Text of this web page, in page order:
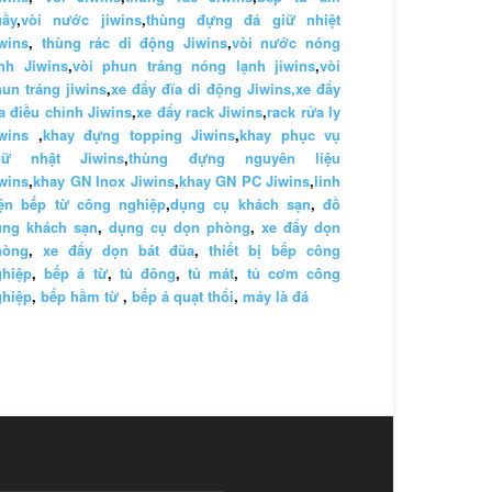
,vòi nước jiwins,thùng đựng đá giữ nhiệt
, thùng rác di động Jiwins,vòi nước nóng
Jiwins,vòi phun tráng nóng lạnh jiwins,vòi
tráng jiwins,xe đẩy đĩa di động Jiwins,xe đẩy
điều chỉnh Jiwins,xe đẩy rack Jiwins,rack rửa ly
,khay đựng topping Jiwins,khay phục vụ
nhật Jiwins,thùng đựng nguyên liệu
,khay GN Inox Jiwins,khay GN PC Jiwins,linh
bếp từ công nghiệp,dụng cụ khách sạn, đồ
khách sạn, dụng cụ dọn phòng, xe đẩy dọn
, xe đẩy dọn bát đũa, thiết bị bếp công
,bếp á từ, tủ đông,tủ mát, tủ cơm công
, bếp hầm từ , bếp á quạt thổi, máy là đá